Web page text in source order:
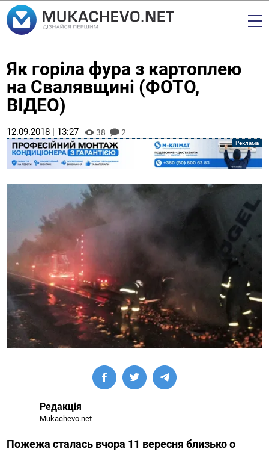
Як горіла фура з картоплею
на Свалявщині (ФОТО,
ВІДЕО)
12.09.2018 | 13:27 38 2
Редакція
Mukachevo.net
Пожежа сталась вчора 11 вересня близько о